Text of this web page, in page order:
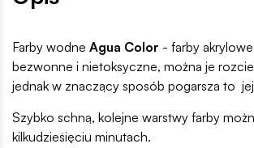
Farby wodne Agua Color - farby
bezwonne i nietoksyczne, można je
jednak w znaczący sposób pogarsza to jej
Szybko schną, kolejne warstwy farby
kilkudzieśięciu minutach.